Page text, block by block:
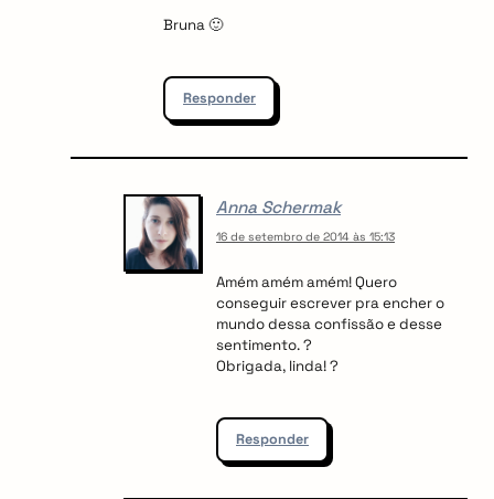
Bruna 🙂
Responder
Anna Schermak
16 de setembro de 2014 às 15:13
Amém amém amém! Quero
conseguir escrever pra encher o
mundo dessa confissão e desse
sentimento. ?
Obrigada, linda! ?
Responder